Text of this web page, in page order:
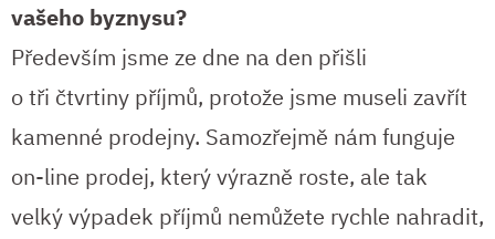
vašeho byznysu?
Především jsme ze dne na den přišli
o tři čtvrtiny příjmů, protože jsme museli zavřít
kamenné prodejny. Samozřejmě nám funguje
on-line prodej, který výrazně roste, ale tak
velký výpadek příjmů nemůžete rychle nahradit,